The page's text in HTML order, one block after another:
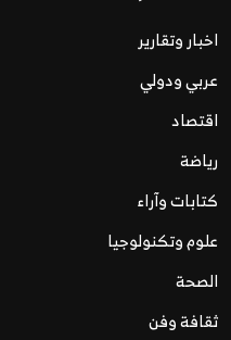
اخبار وتقارير
عربي ودولي
اقتصاد
رياضة
كتابات وآراء
علوم وتكنولوجيا
الصحة
ثقافة وفن